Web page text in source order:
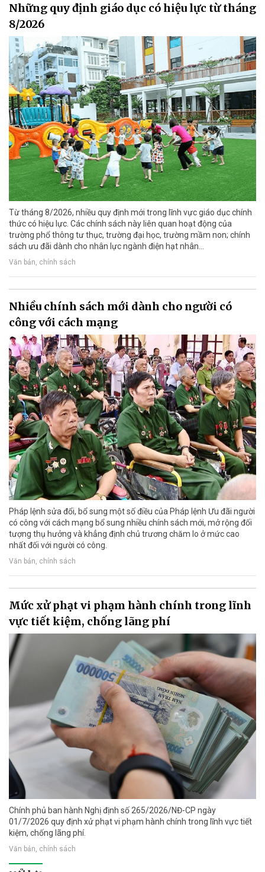
Những quy định giáo dục có hiệu lực từ tháng
8/2026
Từ tháng 8/2026, nhiều quy định mới trong lĩnh vực giáo dục chính
thức có hiệu lực. Các chính sách này liên quan hoạt động của
trường phổ thông tư thục, trường đại học, trường mầm non; chính
sách ưu đãi dành cho nhân lực ngành điện hạt nhân...
Văn bản, chính sách
Nhiều chính sách mới dành cho người có
công với cách mạng
Pháp lệnh sửa đổi, bổ sung một số điều của Pháp lệnh Ưu đãi người
có công với cách mạng bổ sung nhiều chính sách mới, mở rộng đối
tượng thụ hưởng và khẳng định chủ trương chăm lo ở mức cao
nhất đối với người có công.
Văn bản, chính sách
Mức xử phạt vi phạm hành chính trong lĩnh
vực tiết kiệm, chống lãng phí
Chính phủ ban hành Nghị định số 265/2026/NĐ-CP ngày
01/7/2026 quy định xử phạt vi phạm hành chính trong lĩnh vực tiết
kiệm, chống lãng phí.
Văn bản, chính sách